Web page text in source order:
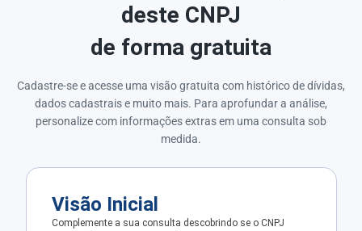
deste CNPJ
de forma gratuita
Cadastre-se e acesse uma visão gratuita com histórico de dívidas,
dados cadastrais e muito mais. Para aprofundar a análise,
personalize com informações extras em uma consulta sob
medida.
Visão Inicial
Complemente a sua consulta descobrindo se o CNPJ